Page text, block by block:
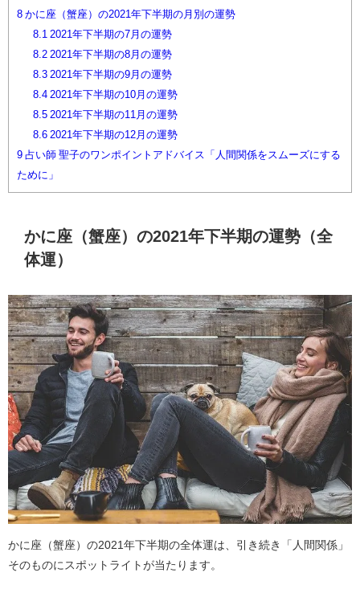
8 かに座（蟹座）の2021年下半期の月別の運勢
8.1 2021年下半期の7月の運勢
8.22021年下半期の8月の運勢
8.32021年下半期の9月の運勢
8.42021年下半期の10月の運勢
8.52021年下半期の11月の運勢
8.62021年下半期の12月の運勢
9 占い師 聖子のワンポイントアドバイス「人間関係をスムーズにする
ために」
かに座（蟹座）の2021年下半期の運勢（全
体運）
かに座（蟹座）の2021年下半期の全体運は、引き続き「人間関係」
そのものにスポットライトが当たります。